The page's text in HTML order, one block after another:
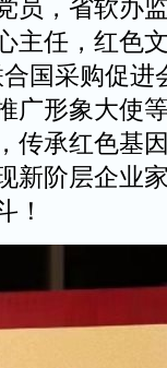
员，省软办
主任，红色
国采购促进
广形象大使
传承红色基
新阶层企业
！